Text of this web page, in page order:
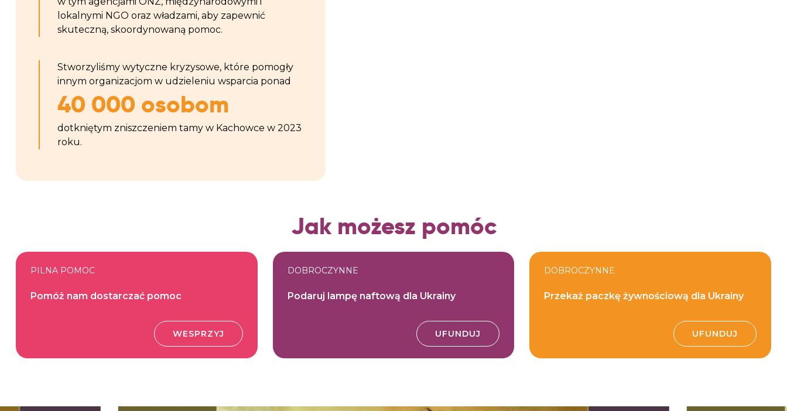
lokalnymi NGO oraz władzami, aby zapewnić
skuteczną, skoordynowaną pomoc.
Stworzyliśmy wytyczne kryzysowe, które pomogły
innym organizacjom w udzieleniu wsparcia ponad
40 000 osobom
dotkniętym zniszczeniem tamy w Kachowce w 2023
roku.
Jak możesz pomóc
PILNA POMOC
Pomóż nam dostarczać pomoc
WESPRZYJ
DOBROCZYNNE
Podaruj lampę naftową dla Ukrainy
UFUNDUJ
DOBROCZYNNE
Przekaż paczkę żywnościową dla Ukrainy
UFUNDUJ